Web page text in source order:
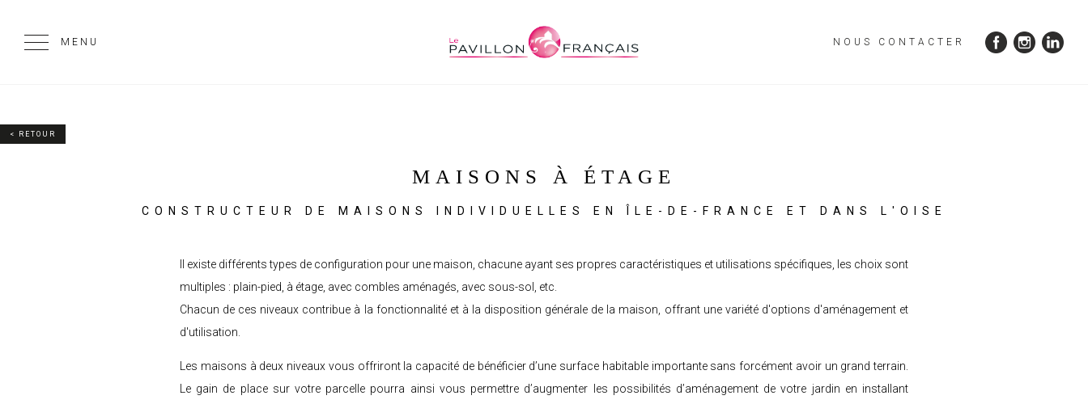
MENU NOUS CONTACTER
< RETOUR
MAISONS À ÉTAGE
CONSTRUCTEUR DE MAISONS INDIVIDUELLES EN ÎLE-DE-FRANCE ET DANS L'OISE
Il existe différents types de configuration pour une maison, chacune ayant ses propres caractéristiques et utilisations spécifiques, les choix sont
multiples : plain-pied, à étage, avec combles aménagés, avec sous-sol, etc.
Chacun de ces niveaux contribue à la fonctionnalité et à la disposition générale de la maison, offrant une variété d'options d'aménagement et
d'utilisation.
Les maisons à deux niveaux vous offriront la capacité de bénéficier d’une surface habitable importante sans forcément avoir un grand terrain.
Le gain de place sur votre parcelle pourra ainsi vous permettre d’augmenter les possibilités d’aménagement de votre jardin en installant